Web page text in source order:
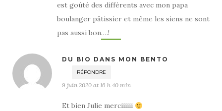
est goûté des différents avec mon papa
boulanger pâtissier et même les siens ne sont
pas aussi bon….!
DU BIO DANS MON BENTO
RÉPONDRE
9 juin 2020 at 16 h 40 min
Et bien Julie merciiiiii